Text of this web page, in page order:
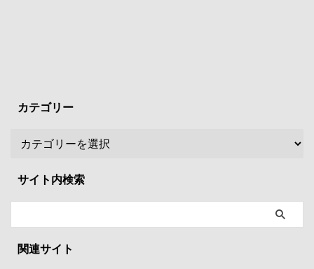
カテゴリー
サイト内検索
関連サイト